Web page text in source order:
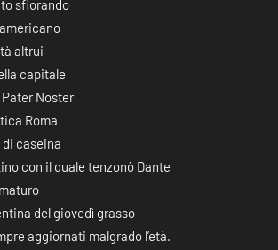
sfiorando
altrui
capitale
Noster
Roma
di caseina
con il quale tenzonò Dante
del giovedì grasso
aggiornati malgrado l’età.